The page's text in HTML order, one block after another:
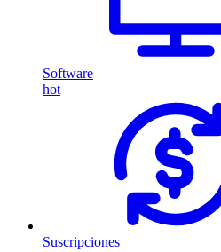
Software
hot
Suscripciones